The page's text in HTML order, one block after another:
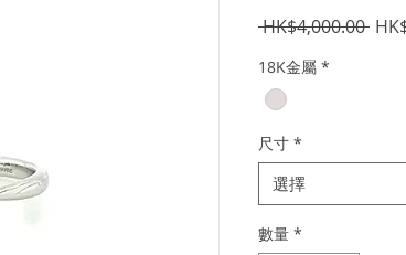
HK$4,000.00 一
18K金屬 *
尺寸 *
選擇
數量 *